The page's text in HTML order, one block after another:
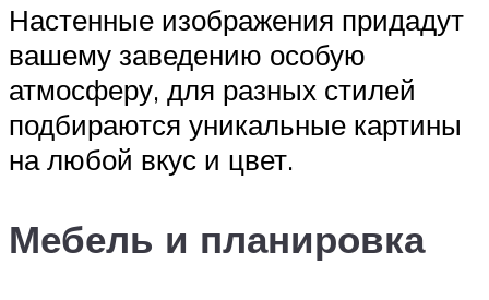
Настенные изображения придадут
вашему заведению особую
атмосферу, для разных стилей
подбираются уникальные картины
на любой вкус и цвет.
Мебель и планировка